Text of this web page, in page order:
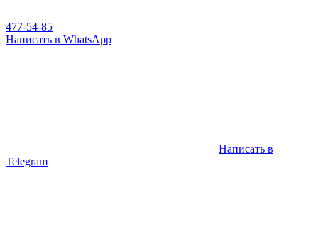
477-54-85
Написать в WhatsApp
Написать в
Telegram